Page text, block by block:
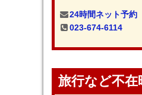
24時間ネット予約
023-674-6114
旅行など不